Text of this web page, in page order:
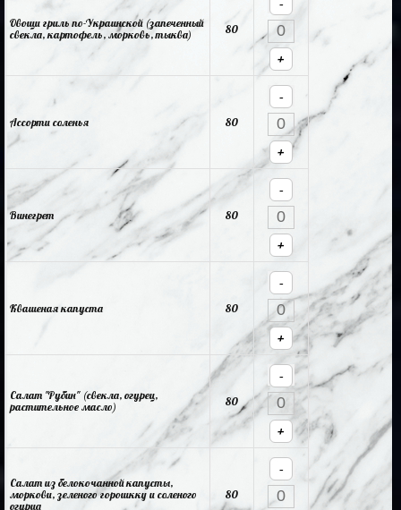
Овощи гриль по-Украинской (запеченный
свекла, картофель, морковь, тыква)
80
+
Ассорти соленья 80
-
+
Винегрет 80
-
+
Квашеная капуста 80
-
+
Салат "Рубин" (свекла, огурец,
растительное масло)
80
-
+
Салат из белокочанной капусты,
моркови, зеленого горошкку и соленого
огурца
80
-